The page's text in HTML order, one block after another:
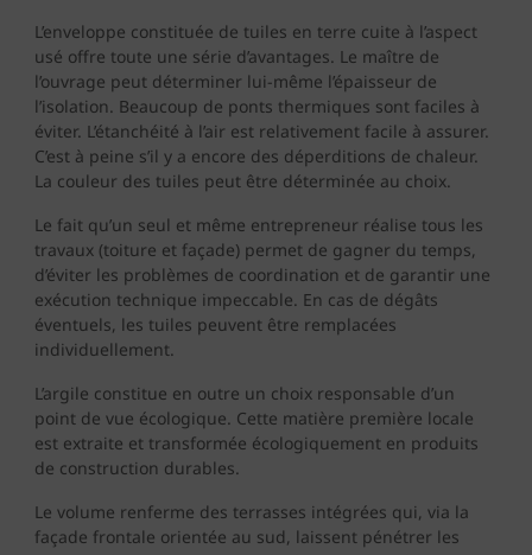
L’enveloppe constituée de tuiles en terre cuite à l’aspect
usé offre toute une série d’avantages. Le maître de
l’ouvrage peut déterminer lui-même l’épaisseur de
l’isolation. Beaucoup de ponts thermiques sont faciles à
éviter. L’étanchéité à l’air est relativement facile à assurer.
C’est à peine s’il y a encore des déperditions de chaleur.
La couleur des tuiles peut être déterminée au choix.
Le fait qu’un seul et même entrepreneur réalise tous les
travaux (toiture et façade) permet de gagner du temps,
d’éviter les problèmes de coordination et de garantir une
exécution technique impeccable. En cas de dégâts
éventuels, les tuiles peuvent être remplacées
individuellement.
L’argile constitue en outre un choix responsable d’un
point de vue écologique. Cette matière première locale
est extraite et transformée écologiquement en produits
de construction durables.
Le volume renferme des terrasses intégrées qui, via la
façade frontale orientée au sud, laissent pénétrer les